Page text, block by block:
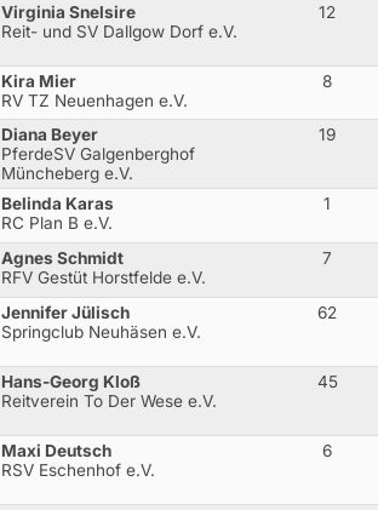
Virginia Snelsire
Reit- und SV Dallgow Dorf e.V.
12
Kira Mier
RV TZ Neuenhagen e.V.
8
Diana Beyer
PferdeSV Galgenberghof
Müncheberg e.V.
19
Belinda Karas
RC Plan B e.V.
1
Agnes Schmidt
RFV Gestüt Horstfelde e.V.
7
Jennifer Jülisch
Springclub Neuhäsen e.V.
62
Hans-Georg Kloß
Reitverein To Der Wese e.V.
45
Maxi Deutsch
RSV Eschenhof e.V.
6